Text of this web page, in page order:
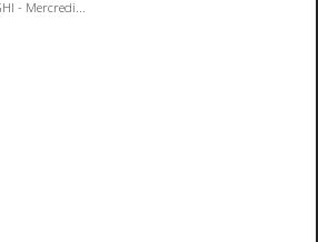
- Mercredi...